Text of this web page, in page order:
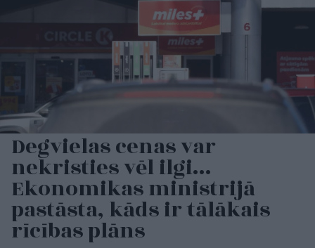
Degvielas cenas var
nekristies vēl ilgi…
Ekonomikas ministrijā
pastāsta, kāds ir tālākais
rīcības plāns